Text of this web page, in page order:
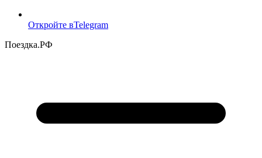
Откройте вTelegram
Поездка.РФ